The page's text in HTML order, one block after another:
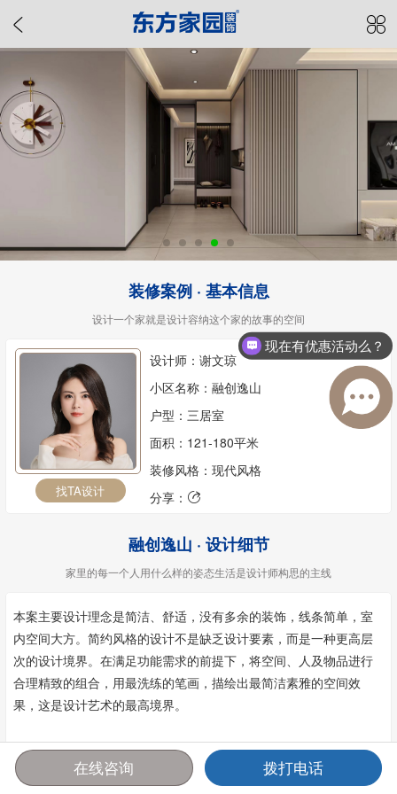
装修案例 · 基本信息
设计一个家就是设计容纳这个家的故事的空间
找TA设计
设计师：谢文琼
小区名称：融创逸山
户型：三居室
面积：121-180平米
装修风格：现代风格
分享： 
融创逸山 · 设计细节
家里的每一个人用什么样的姿态生活是设计师构思的主线
本案主要设计理念是简洁、舒适，没有多余的装饰，线条简单，室
内空间大方。简约风格的设计不是缺乏设计要素，而是一种更高层
次的设计境界。在满足功能需求的前提下，将空间、人及物品进行
合理精致的组合，用最洗练的笔画，描绘出最简洁素雅的空间效
果，这是设计艺术的最高境界。
首页 报价 电话 咨询
现在有优惠活动么？
在线咨询 拨打电话